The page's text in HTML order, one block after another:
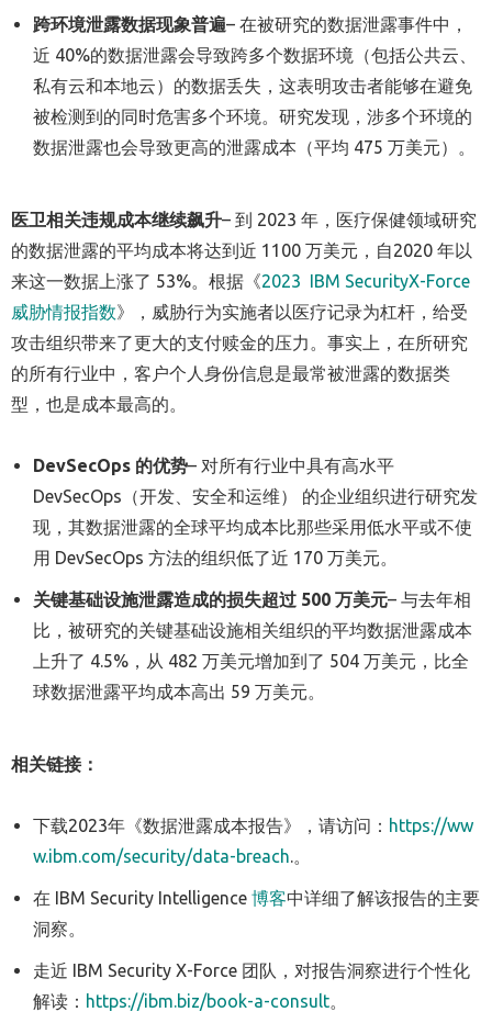
跨环境泄露数据现象普遍– 在被研究的数据泄露事件中，
近 40%的数据泄露会导致跨多个数据环境（包括公共云、
私有云和本地云）的数据丢失，这表明攻击者能够在避免
被检测到的同时危害多个环境。研究发现，涉多个环境的
数据泄露也会导致更高的泄露成本（平均 475 万美元）。
医卫相关违规成本继续飙升– 到 2023 年，医疗保健领域研究
的数据泄露的平均成本将达到近 1100 万美元，自2020 年以
来这一数据上涨了 53%。根据《2023 IBM SecurityX-Force
威胁情报指数》，威胁行为实施者以医疗记录为杠杆，给受
攻击组织带来了更大的支付赎金的压力。事实上，在所研究
的所有行业中，客户个人身份信息是最常被泄露的数据类
型，也是成本最高的。
DevSecOps 的优势– 对所有行业中具有高水平
DevSecOps（开发、安全和运维） 的企业组织进行研究发
现，其数据泄露的全球平均成本比那些采用低水平或不使
用 DevSecOps 方法的组织低了近 170 万美元。
关键基础设施泄露造成的损失超过 500 万美元– 与去年相
比，被研究的关键基础设施相关组织的平均数据泄露成本
上升了 4.5%，从 482 万美元增加到了 504 万美元，比全
球数据泄露平均成本高出 59 万美元。
相关链接：
下载2023年《数据泄露成本报告》，请访问： https://ww
w.ibm.com/security/data-breach.。
在 IBM Security Intelligence 博客中详细了解该报告的主要
洞察。
走近 IBM Security X-Force 团队，对报告洞察进行个性化
解读： https://ibm.biz/book-a-consult。